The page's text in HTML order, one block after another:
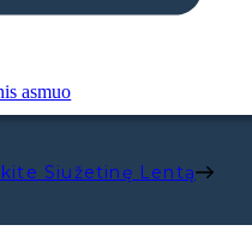
asmuo
Siužetinę Lentą